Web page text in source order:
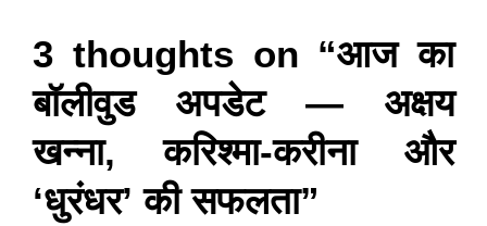
3 thoughts on “आज का
बॉलीवुड अपडेट — अक्षय
खन्ना, करिश्मा-करीना और
‘धुरंधर’ की सफलता”